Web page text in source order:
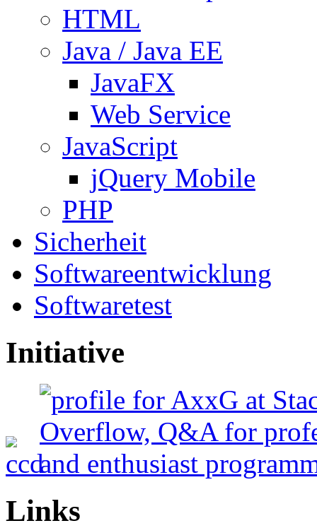
HTML
Java / Java EE
JavaFX
Web Service
JavaScript
jQuery Mobile
PHP
Sicherheit
Softwareentwicklung
Softwaretest
Initiative
Links